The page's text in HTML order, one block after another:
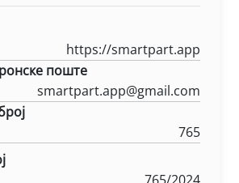
https://smartpart.app
поште
smartpart.app@gmail.com
765